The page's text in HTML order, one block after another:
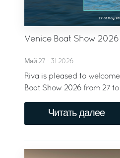
Venice Boat Show 2026
Май 27 - 31 2026
Riva is pleased to
Boat Show 2026 from 27 to
Читать далее